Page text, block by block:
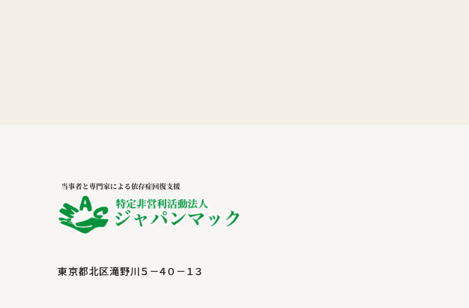
東京都北区滝野川５－４０－１３